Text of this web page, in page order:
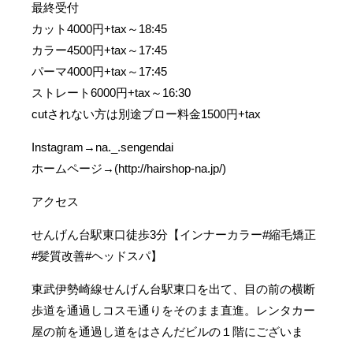
最終受付
カット4000円+tax～18:45
カラー4500円+tax～17:45
パーマ4000円+tax～17:45
ストレート6000円+tax～16:30
cutされない方は別途ブロー料金1500円+tax
Instagram→na._.sengendai
ホームページ→(http://hairshop-na.jp/)
アクセス
せんげん台駅東口徒歩3分【インナーカラー#縮毛矯正
#髪質改善#ヘッドスパ】
東武伊勢崎線せんげん台駅東口を出て、目の前の横断
歩道を通過しコスモ通りをそのまま直進。レンタカー
屋の前を通過し道をはさんだビルの１階にございま